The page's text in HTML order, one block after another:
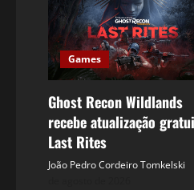
Games
Ghost Recon Wildlands
recebe atualização
Last Rites
João Pedro Cordeiro Tomkelski